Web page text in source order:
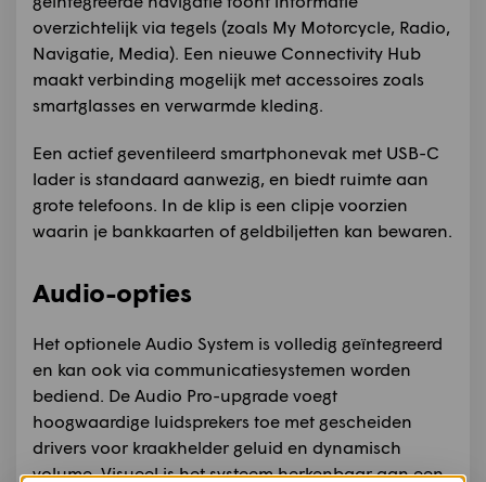
overzichtelijk via tegels (zoals My Motorcycle, Radio,
Navigatie, Media). Een nieuwe Connectivity Hub
maakt verbinding mogelijk met accessoires zoals
smartglasses en verwarmde kleding.
Een actief geventileerd smartphonevak met USB-C
lader is standaard aanwezig, en biedt ruimte aan
grote telefoons. In de klip is een clipje voorzien
waarin je bankkaarten of geldbiljetten kan bewaren.
Audio-opties
Het optionele Audio System is volledig geïntegreerd
en kan ook via communicatiesystemen worden
bediend. De Audio Pro-upgrade voegt
hoogwaardige luidsprekers toe met gescheiden
drivers voor kraakhelder geluid en dynamisch
volume. Visueel is het systeem herkenbaar aan een